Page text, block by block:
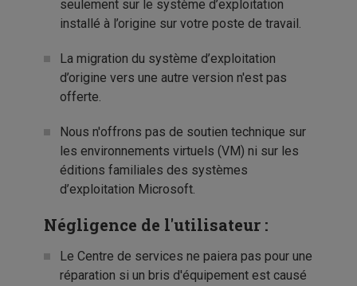
seulement sur le système d’exploitation
installé à l’origine sur votre poste de travail.
La migration du système d’exploitation
d’origine vers une autre version n'est pas
offerte.
Nous n'offrons pas de soutien technique sur
les environnements virtuels (VM) ni sur les
éditions familiales des systèmes
d’exploitation Microsoft.
Négligence de l'utilisateur :
Le Centre de services ne paiera pas pour une
réparation si un bris d'équipement est causé